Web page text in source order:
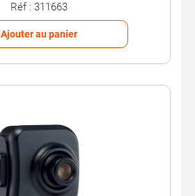
Réf : 311663
Ajouter au panier